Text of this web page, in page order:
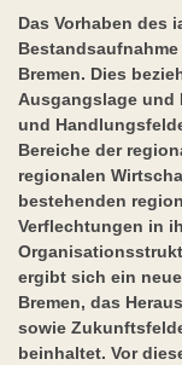
Das Vorhaben des
Bremen. Dies
Ausgangslage und
und
Bereiche der
regionalen
bestehenden
Verflechtungen in
ergibt sich ein
Bremen, das
sowie
beinhaltet. Vor